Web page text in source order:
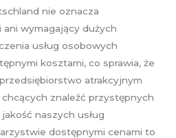
nie oznacza
ani wymagający dużych
usług osobowych
kosztami, co sprawia, że
atrakcyjnym
znaleźć przystępnych
naszych usług
dostępnymi cenami to